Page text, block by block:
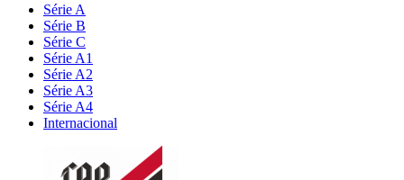
Série A
Série B
Série C
Série A1
Série A2
Série A3
Série A4
Internacional